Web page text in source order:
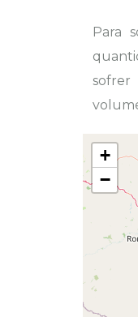
Para
sofrer
+
−